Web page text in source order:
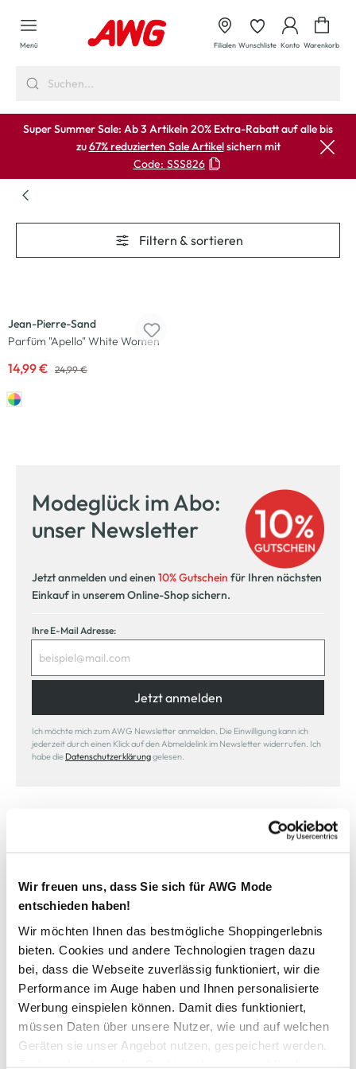
Wir freuen uns, dass Sie sich für AWG Mode
entschieden haben!
Wir möchten Ihnen das bestmögliche Shoppingerlebnis
bieten. Cookies und andere Technologien tragen dazu
bei, dass die Webseite zuverlässig funktioniert, wir die
Performance im Auge haben und Ihnen personalisierte
Werbung einspielen können. Damit dies funktioniert,
müssen Daten über unsere Nutzer, wie und auf welchen
Geräten sie unser Angebot nutzen, gespeichert werden.
springen
Menü Filialen Wunschliste Konto Warenkorb
Super Summer Sale: Ab 3 Artikeln 20% Extra-Rabatt auf alle bis
zu67% reduzierten Sale Artikelsichern mit
Code: SSS826
Filtern & sortieren
Jean-Pierre-Sand
Parfüm "Apello" White Women
14,99 € 24,99 €
Modeglück im Abo:
unser Newsletter
Jetzt anmelden und einen 10% Gutschein für Ihren nächsten
Einkauf in unserem Online-Shop sichern.
Ihre E-Mail Adresse:
Jetzt anmelden
Ich möchte mich zum AWG Newsletter anmelden. Die Einwilligung kann ich
jederzeit durch einen Klick auf den Abmeldelink im Newsletter widerrufen. Ich
habe die Datenschutzerklärunggelesen.
Sicher bezahlen
Schneller Versand